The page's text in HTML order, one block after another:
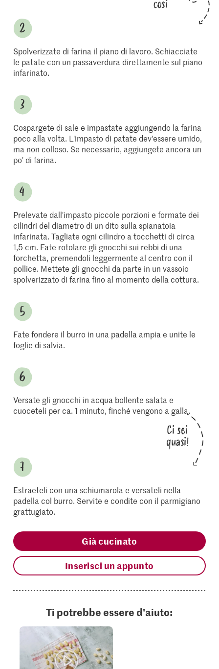
così
Spolverizzate di farina il piano di lavoro. Schiacciate
le patate con un passaverdura direttamente sul piano
infarinato.
Cospargete di sale e impastate aggiungendo la farina
poco alla volta. L'impasto di patate dev'essere umido,
ma non colloso. Se necessario, aggiungete ancora un
po' di farina.
Prelevate dall'impasto piccole porzioni e formate dei
cilindri del diametro di un dito sulla spianatoia
infarinata. Tagliate ogni cilindro a tocchetti di circa
1,5 cm. Fate rotolare gli gnocchi sui rebbi di una
forchetta, premendoli leggermente al centro con il
pollice. Mettete gli gnocchi da parte in un vassoio
spolverizzato di farina fino al momento della cottura.
Fate fondere il burro in una padella ampia e unite le
foglie di salvia.
Versate gli gnocchi in acqua bollente salata e
cuoceteli per ca. 1 minuto, finché vengono a galla.
Ci sei
quasi!
Estraeteli con una schiumarola e versateli nella
padella col burro. Servite e condite con il parmigiano
grattugiato.
Già cucinato
Inserisci un appunto
Ti potrebbe essere d'aiuto: